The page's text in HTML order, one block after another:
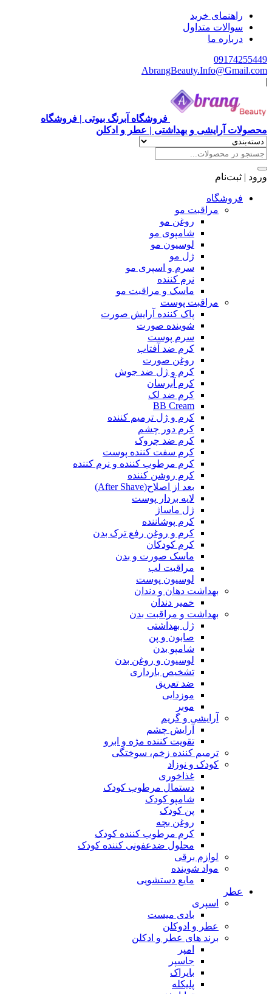
خرید
متداول
ما
فروشگاه آبرنگ بیوتی | فروشگاه
آرایشی و بهداشتی | عطر و ادکلن
مراقبت مو
روغن مو
شامپوی مو
لوسیون مو
سرم و اسپری مو
نرم کننده
ماسک و مراقبت مو
مراقبت پوست
پاک کننده آرایش صورت
شوینده صورت
سرم پوست
کرم ضد آفتاب
روغن صورت
کرم و ژل ضد جوش
کرم آبرسان
کرم ضد لک
BB Cream
کرم و ژل ترمیم کننده
کرم دور چشم
کرم ضد چروک
کرم سفت کننده پوست
کرم مرطوب کننده و نرم کننده
کرم روشن کننده
بعد از اصلاح(After Shave)
لایه بردار پوست
ژل ماساژ
کرم پوشاننده
کرم و روغن رفع ترک بدن
کرم کودکان
ماسک صورت و بدن
مراقبت لب
لوسیون پوست
بهداشت دهان و دندان
خمیر دندان
بهداشت و مراقبت بدن
ژل بهداشتی
صابون و پن
شامپو بدن
لوسیون و روغن بدن
تشخیص بارداری
ضد تعریق
موزدایی
آرایشی و گریم
آرایش چشم
تقویت کننده مژه و ابرو
ترمیم کننده زخم، سوختگی
کودک و نوزاد
غذاخوری
دستمال مرطوب کودک
شامپو کودک
پن کودک
روغن بچه
کرم مرطوب کننده کودک
محلول ضدعفونی کننده کودک
لوازم برقی
مواد شوینده
مایع دستشویی
اسپری
بادی میست
عطر و ادوکلن
برند های عطر و ادکلن